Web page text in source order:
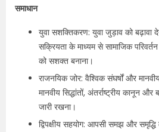
समाधान
युवा सशक्तिकरण: युवा जुड़ाव को बढ़ावा
सक्रियता के माध्यम से सामाजिक
को सशक्त बनाना।
राजनयिक जोर: वैश्विक संघर्षों और
मानवीय सिद्धांतों, अंतर्राष्ट्रीय कानून
जारी रखना।
द्विपक्षीय सहयोग: आपसी समझ और